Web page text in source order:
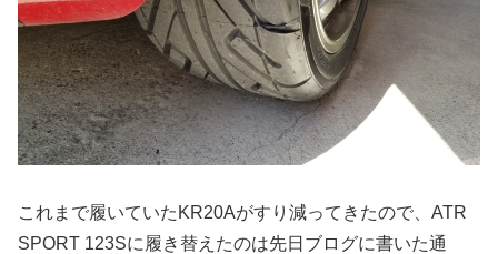
これまで履いていたKR20Aがすり減ってきたので、ATR
SPORT 123Sに履き替えたのは先日ブログに書いた通